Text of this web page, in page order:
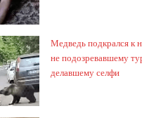
Медведь подкрался к
не подозревавшему
делавшему селфи